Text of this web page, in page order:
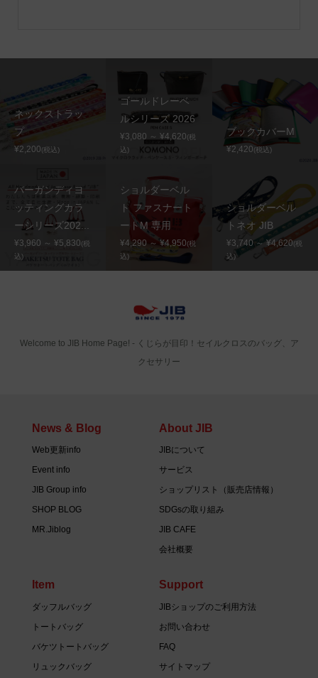
ネックストラッ
プ
¥2,200(税込)
ゴールドレーベ
ルシリーズ 2026
¥3,080 ～ ¥4,620(税
込)
ブックカバーM
¥2,420(税込)
バーガンディヨ
ッティングカラ
ーシリーズ202...
¥3,960 ～ ¥5,830(税
込)
ショルダーベル
ト ファスナート
ートM 専用
¥4,290 ～ ¥4,950(税
込)
ショルダーベル
トネオ JIB
¥3,740 ～ ¥4,620(税
込)
Welcome to JIB Home Page! ‐ くじらが目印！セイルクロスのバッグ、ア
クセサリー
News & Blog
Web更新info
Event info
JIB Group info
SHOP BLOG
MR.Jiblog
About JIB
JIBについて
サービス
ショップリスト（販売店情報）
SDGsの取り組み
JIB CAFE
会社概要
Item
ダッフルバッグ
トートバッグ
バケツトートバッグ
リュックバッグ
Support
JIBショップのご利用方法
お問い合わせ
FAQ
サイトマップ